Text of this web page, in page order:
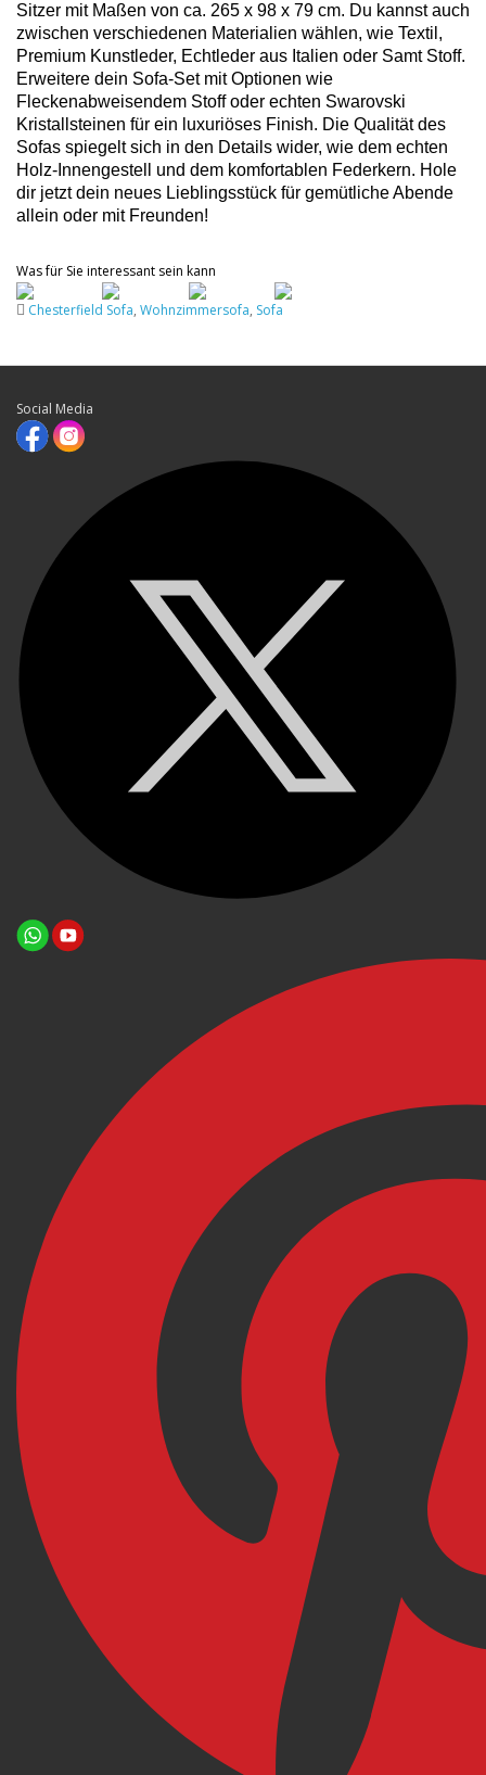
Sitzer mit Maßen von ca. 265 x 98 x 79 cm. Du kannst auch
zwischen verschiedenen Materialien wählen, wie Textil,
Premium Kunstleder, Echtleder aus Italien oder Samt Stoff.
Erweitere dein Sofa-Set mit Optionen wie
Fleckenabweisendem Stoff oder echten Swarovski
Kristallsteinen für ein luxuriöses Finish. Die Qualität des
Sofas spiegelt sich in den Details wider, wie dem echten
Holz-Innengestell und dem komfortablen Federkern. Hole
dir jetzt dein neues Lieblingsstück für gemütliche Abende
allein oder mit Freunden!
Was für Sie interessant sein kann
Chesterfield Sofa, Wohnzimmersofa, Sofa
Social Media